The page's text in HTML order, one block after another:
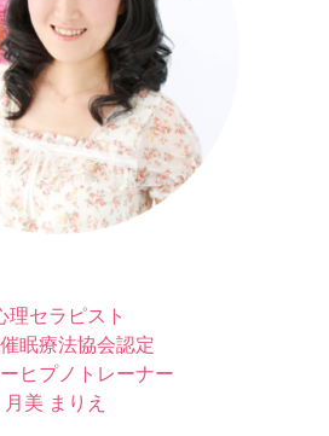
理セラピスト
眠療法協会認定
ヒプノトレーナー
月美 まりえ